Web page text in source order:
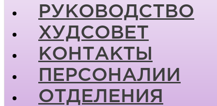
РУКОВОДСТВО
ХУДСОВЕТ
КОНТАКТЫ
ПЕРСОНАЛИИ
ОТДЕЛЕНИЯ